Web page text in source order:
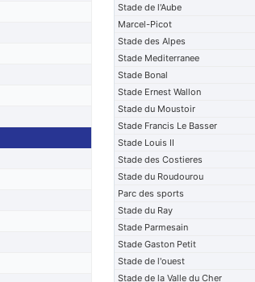
Stade de l'Aube
Marcel-Picot
Stade des Alpes
Stade Mediterranee
Stade Bonal
Stade Ernest Wallon
Stade du Moustoir
Stade Francis Le Basser
Stade Louis II
Stade des Costieres
Stade du Roudourou
Parc des sports
Stade du Ray
Stade Parmesain
Stade Gaston Petit
Stade de l'ouest
Stade de la Valle du Cher